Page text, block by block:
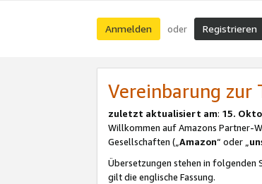
Anmelden oder Registrieren
Vereinbarung zur
zuletzt aktualisiert am: 15.
Willkommen auf Amazons Partner-
Gesellschaften („Amazon“ oder „
Übersetzungen stehen in folgenden
gilt die englische Fassung.